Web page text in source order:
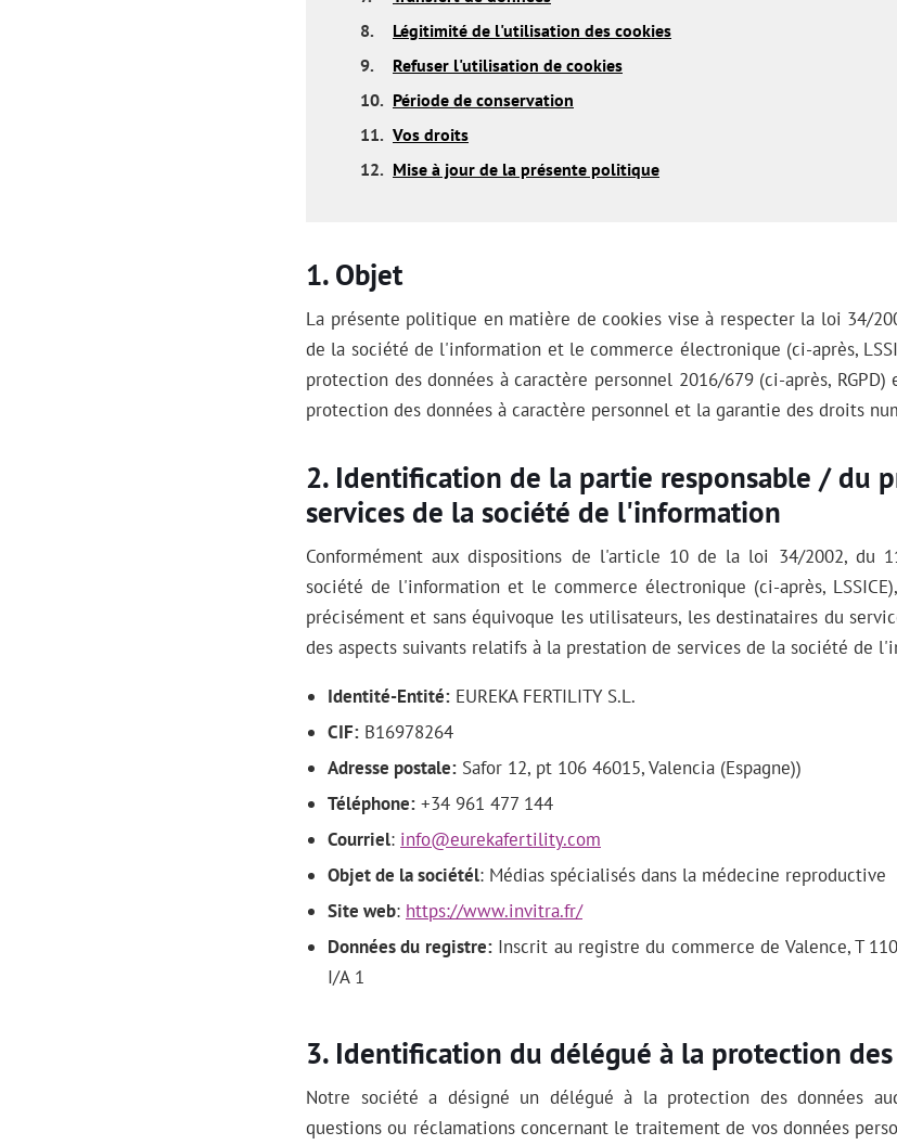
8.
Légitimité de l'utilisation des cookies
9.
Refuser l'utilisation de cookies
10. Période de conservation
11. Vos droits
12. Mise à jour de la présente politique
Objet
La présente politique en matière de cookies vise à respecter la loi 34/
de la société de l'information et le commerce électronique (ci-après,
protection des données à caractère personnel 2016/679 (ci-après,
protection des données à caractère personnel et la garantie des droits
Identification de la partie responsable / du
services de la société de l'information
Conformément aux dispositions de l'article 10 de la loi 34/2002, du
société de l'information et le commerce électronique (ci-après,
précisément et sans équivoque les utilisateurs, les destinataires du
des aspects suivants relatifs à la prestation de services de la société de
Identité-Entité: EUREKA FERTILITY S.L.
CIF: B16978264
Adresse postale: Safor 12, pt 106 46015, Valencia (Espagne))
Téléphone: +34 961 477 144
Courriel: info@eurekafertility.com
Objet de la sociétél: Médias spécialisés dans la médecine reproductive
Site web: https://www.invitra.fr/
Données du registre:Inscrit au registre du commerce de Valence, T
I/A 1
Identification du délégué à la protection
Notre société a désigné un délégué à la protection des données
questions ou réclamations concernant le traitement de vos données